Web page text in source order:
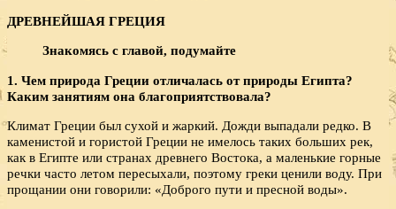
ДРЕВНЕЙШАЯ ГРЕЦИЯ
Знакомясь с главой, подумайте
1. Чем природа Греции отличалась от природы Египта?
Каким занятиям она благоприятствовала?
Климат Греции был сухой и жаркий. Дожди выпадали редко. В
каменистой и гористой Греции не имелось таких больших рек,
как в Египте или странах древнего Востока, а маленькие горные
речки часто летом пересыхали, поэтому греки ценили воду. При
прощании они говорили: «Доброго пути и пресной воды».